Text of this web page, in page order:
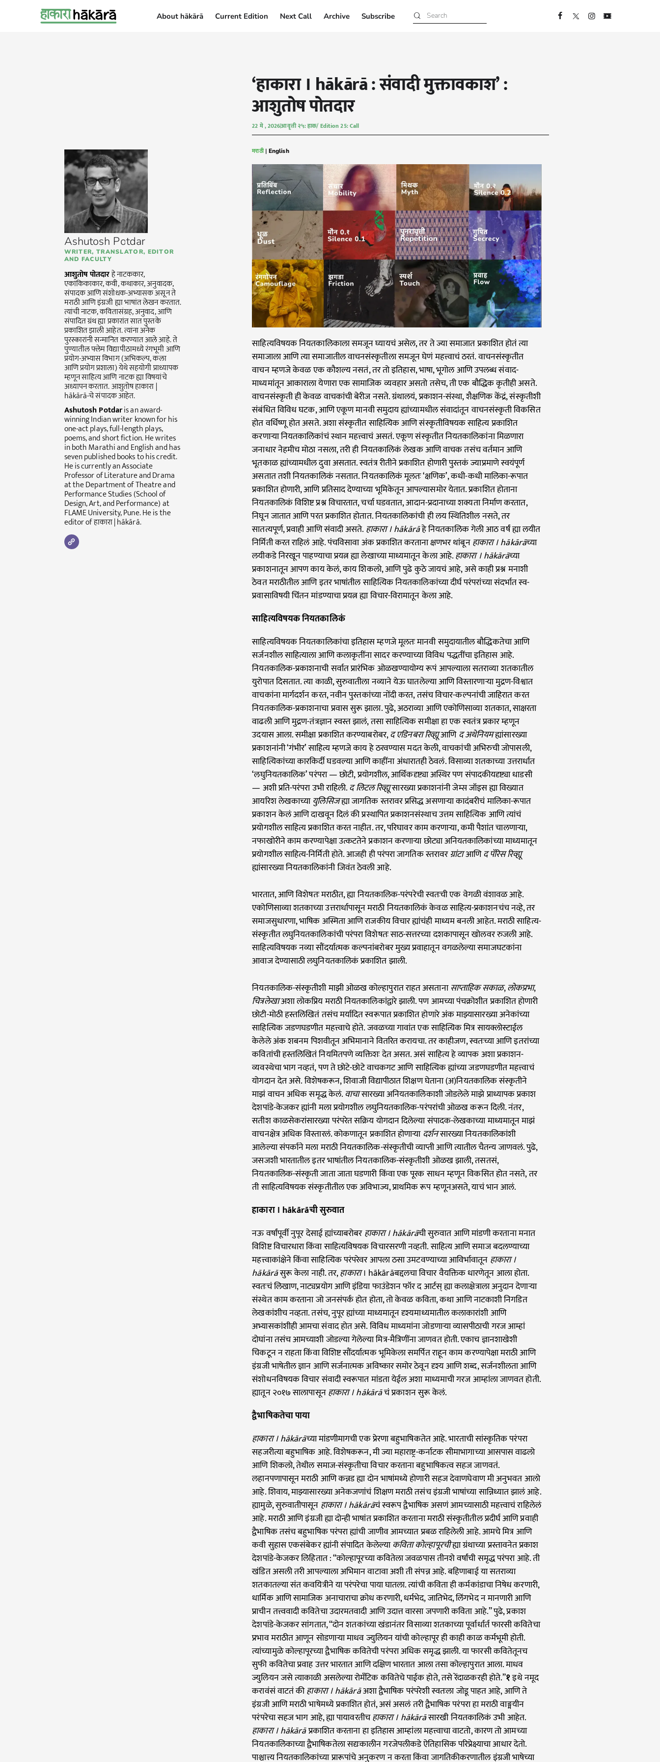
About hākārā Current Edition Next Call Archive Subscribe
‘हाकारा । hākārā : संवादी मुक्तावकाश’ :
आशुतोष पोतदार
22 मे , 2026आवृत्ती २५: हाक/ Edition 25: Call
Ashutosh Potdar
WRITER, TRANSLATOR, EDITOR
AND FACULTY
आशुतोष पोतदारहे नाटककार,
एकांकिकाकार, कवी, कथाकार, अनुवादक,
संपादक आणि संशोधक-अभ्यासक असून ते
मराठी आणि इंग्रजी ह्या भाषांत लेखन करतात.
त्यांची नाटक, कवितासंग्रह, अनुवाद, आणि
संपादित ग्रंथ ह्या प्रकारांत सात पुस्तके
प्रकाशित झाली आहेत. त्यांना अनेक
पुरस्कारांनी सन्मानित करण्यात आले आहे. ते
पुण्यातील फ्लेम विद्यापीठामध्ये रंगभूमी आणि
प्रयोग-अभ्यास विभाग (अभिकल्प, कला
आणि प्रयोग प्रशाला) येथे सहयोगी प्राध्यापक
म्हणून साहित्य आणि नाटक ह्या विषयांचे
अध्यापन करतात. आशुतोष हाकारा |
hākārā-चे संपादक आहेत.
Ashutosh Potdaris an award-
winning Indian writer known for his
one-act plays, full-length plays,
poems, and short fiction. He writes
in both Marathi and English and has
seven published books to his credit.
He is currently an Associate
Professor of Literature and Drama
at the Department of Theatre and
Performance Studies (School of
Design, Art, and Performance) at
FLAME University, Pune. He is the
editor of हाकारा | hākārā.
मराठी| English
साहित्यविषयक नियतकालिकाला समजून घ्यायचं असेल, तर ते ज्या समाजात प्रकाशित होतं त्या
समाजाला आणि त्या समाजातील वाचनसंस्कृतीला समजून घेणं महत्त्वाचं ठरतं. वाचनसंस्कृतीत
वाचन म्हणजे केवळ एक कौशल्य नसतं, तर तो इतिहास, भाषा, भूगोल आणि उपलब्ध संवाद-
माध्यमांतून आकाराला येणारा एक सामाजिक व्यवहार असतो तसेच, ती एक बौद्धिक कृतीही असते.
वाचनसंस्कृती ही केवळ वाचकांची बेरीज नसते. ग्रंथालयं, प्रकाशन-संस्था, शैक्षणिक केंद्रं, संस्कृतीशी
संबंधित विविध घटक, आणि एकूण मानवी समुदाय ह्यांच्यामधील संवादांतून वाचनसंस्कृती विकसित
होत वर्धिष्णू होत असते. अशा संस्कृतीत साहित्यिक आणि संस्कृतीविषयक साहित्य प्रकाशित
करणाऱ्या नियतकालिकांचं स्थान महत्त्वाचं असतं. एकूण संस्कृतीत नियतकालिकांना मिळणारा
जनाधार नेहमीच मोठा नसला, तरी ही नियतकालिकं लेखक आणि वाचक तसंच वर्तमान आणि
भूतकाळ ह्यांच्यामधील दुवा असतात. स्वतंत्र रीतीने प्रकाशित होणारी पुस्तकं ज्याप्रमाणे स्वयंपूर्ण
असतात तशी नियतकालिकं नसतात. नियतकालिकं मूलतः ‘क्षणिक’, कधी-कधी मालिका-रूपात
प्रकाशित होणारी, आणि प्रतिसाद देण्याच्या भूमिकेतून आपल्यासमोर येतात. प्रकाशित होताना
नियतकालिकं विशिष्ट प्रश्न विचारतात, चर्चा घडवतात, आदान-प्रदानाच्या शक्यता निर्माण करतात,
निघून जातात आणि परत प्रकाशित होतात. नियतकालिकांची ही लय स्थितिशील नसते, तर
सातत्यपूर्ण, प्रवाही आणि संवादी असते. हाकारा । hākārāहे नियतकालिक गेली आठ वर्षं ह्या लयीत
निर्मिती करत राहिलं आहे. पंचविसावा अंक प्रकाशित करताना क्षणभर थांबूनहाकारा । hākārāच्या
लयीकडे निरखून पाहण्याचा प्रयत्न ह्या लेखाच्या माध्यमातून केला आहे.हाकारा । hākārāच्या
प्रकाशनातून आपण काय केलं, काय शिकलो, आणि पुढे कुठे जायचं आहे, असे काही प्रश्न मनाशी
ठेवत मराठीतील आणि इतर भाषांतील साहित्यिक नियतकालिकांच्या दीर्घ परंपरांच्या संदर्भात स्व-
प्रवासाविषयी चिंतन मांडण्याचा प्रयत्न ह्या विचार-विरामातून केला आहे.
साहित्यविषयक नियतकालिकं
साहित्यविषयक नियतकालिकांचा इतिहास म्हणजे मूलतः मानवी समुदायातील बौद्धिकतेचा आणि
सर्जनशील साहित्याला आणि कलाकृतींना सादर करण्याच्या विविध पद्धतींचा इतिहास आहे.
नियतकालिक-प्रकाशनाची सर्वात प्रारंभिक ओळखण्यायोग्य रूपं आपल्याला सतराव्या शतकातील
युरोपात दिसतात. त्या काळी, सुरुवातीला नव्याने येऊ घातलेल्या आणि विस्तारणाऱ्या मुद्रण-विश्वात
वाचकांना मार्गदर्शन करत, नवीन पुस्तकांच्या नोंदी करत, तसंच विचार-कल्पनांची जाहिरात करत
नियतकालिक-प्रकाशनाचा प्रवास सुरू झाला. पुढे, अठराव्या आणि एकोणिसाव्या शतकात, साक्षरता
वाढली आणि मुद्रण-तंत्रज्ञान स्वस्त झालं, तसा साहित्यिक समीक्षा हा एक स्वतंत्र प्रकार म्हणून
उदयास आला. समीक्षा प्रकाशित करण्याबरोबर,द एडिनबरा रिव्ह्यूआणिद अथेनियमह्यांसारख्या
प्रकाशनांनी ‘गंभीर’ साहित्य म्हणजे काय हे ठरवण्यास मदत केली, वाचकांची अभिरुची जोपासली,
साहित्यिकांच्या कारकिर्दी घडवल्या आणि काहींना अंधारातही ठेवलं. विसाव्या शतकाच्या उत्तरार्धात
‘लघुनियतकालिक’ परंपरा — छोटी, प्रयोगशील, आर्थिकदृष्ट्या अस्थिर पण संपादकीयदृष्ट्या धाडसी
— अशी प्रति-परंपरा उभी राहिली.द लिटल रिव्ह्यूसारख्या प्रकाशनांनी जेम्स जॉइस ह्या विख्यात
आयरिश लेखकाच्यायुलिसिजह्या जागतिक स्तरावर प्रसिद्ध असणाऱ्या कादंबरीचंमालिका-रूपात
प्रकाशन केलं आणि दाखवून दिलं की प्रस्थापित प्रकाशनसंस्थाच उत्तम साहित्यिक आणि त्यांचं
प्रयोगशील साहित्य प्रकाशित करत नाहीत. तर, परिघावर काम करणाऱ्या, कमी पैशांत चालणाऱ्या,
नफाखोरीने काम करण्यापेक्षा उत्कटतेने प्रकाशन करणाऱ्या छोट्या अनियतकालिकांच्या माध्यमातून
प्रयोगशील साहित्य-निर्मिती होते. आजही ही परंपरा जागतिक स्तरावरग्रांटाआणिद पॅरिस रिव्ह्यू
ह्यांसारख्या नियतकालिकांनी जिवंत ठेवली आहे.
भारतात, आणि विशेषतः मराठीत, ह्या नियतकालिक-परंपरेची स्वतःची एक वेगळी वंशावळ आहे.
एकोणिसाव्या शतकाच्या उत्तरार्धापासून मराठी नियतकालिकं केवळ साहित्य-प्रकाशनचंच नव्हे, तर
समाजसुधारणा, भाषिक अस्मिता आणि राजकीय विचार ह्यांचंही माध्यम बनली आहेत. मराठी साहित्य-
संस्कृतीत लघुनियतकालिकांची परंपरा विशेषतः साठ-सत्तरच्या दशकापासून खोलवर रुजली आहे.
साहित्यविषयक नव्या सौंदर्यात्मक कल्पनांबरोबर मुख्य प्रवाहातून वगळलेल्या समाजघटकांना
आवाज देण्यासाठी लघुनियतकालिकं प्रकाशित झाली.
नियतकालिक-संस्कृतीशी माझी ओळख कोल्हापुरात राहत असतानासाप्ताहिक सकाळ,लोकप्रभा,
चित्रलेखाअशा लोकप्रिय मराठी नियतकालिकांद्वारे झाली. पण आमच्या पंचक्रोशीत प्रकाशित होणारी
छोटी-मोठी हस्तलिखितं तसंच मर्यादित स्वरूपात प्रकाशित होणारे अंक माझ्यासारख्या अनेकांच्या
साहित्यिक जडणघडणीत महत्त्वाचे होते. जवळच्या गावांत एक साहित्यिक मित्र सायक्लोस्टाईल
केलेले अंक शबनम पिशवीतून अभिमानाने वितरित करायचा. तर काहीजण, स्वतःच्या आणि इतरांच्या
कवितांची हस्तलिखितं नियमितपणे व्यक्तिशः देत असत. असं साहित्य हे व्यापक अशा प्रकाशन-
व्यवस्थेचा भाग नव्हतं, पण ते छोटे-छोटे वाचकगट आणि साहित्यिक ह्यांच्या जडणघडणीत महत्त्वाचं
योगदान देत असे. विशेषकरून, शिवाजी विद्यापीठात शिक्षण घेताना (अ)नियतकालिक संस्कृतीने
माझं वाचन अधिक समृद्ध केलं. वाचासारख्या अनियतकालिकाशी जोडलेले माझे प्राध्यापक प्रकाश
देशपांडे-केजकर ह्यांनी मला प्रयोगशील लघुनियतकालिक-परंपरांची ओळख करून दिली. नंतर,
सतीश काळसेकरांसारख्या परंपरेत सक्रिय योगदान दिलेल्या संपादक-लेखकाच्या माध्यमातून माझं
वाचनक्षेत्र अधिक विस्तारलं. कोकणातून प्रकाशित होणाऱ्यादर्शनसारख्या नियतकालिकांशी
आलेल्या संपर्काने मला मराठी नियतकालिक-संस्कृतीची व्याप्ती आणि त्यातील चैतन्य जाणवलं. पुढे,
जसजशी भारतातील इतर भाषांतील नियतकालिक-संस्कृतीशी ओळख झाली, तसतसं,
नियतकालिक-संस्कृती जाता जाता घडणारी किंवा एक पूरक साधन म्हणून विकसित होत नसते, तर
ती साहित्यविषयक संस्कृतीतील एक अविभाज्य, प्राथमिक रूप म्हणूनअसते, याचं भान आलं.
हाकारा । hākārāची सुरुवात
नऊ वर्षांपूर्वी नुपूर देसाई ह्यांच्याबरोबरहाकारा । hākārāची सुरुवात आणि मांडणी करताना मनात
विशिष्ट विचारधारा किंवा साहित्यविषयक विचारसरणी नव्हती. साहित्य आणि समाज बदलण्याच्या
महत्त्वाकांक्षेने किंवा साहित्यिक परंपरेवर आपला ठसा उमटवण्याच्या आविर्भावातून हाकारा ।
hākārāसुरू केला नाही. तर,हाकारा। hākārāबद्दलचा विचार वैयक्तिक धारणेतून आला होता.
स्वतःचं लिखाण, नाट्यप्रयोग आणि इंडिया फाउंडेशन फॉर द आर्टस् ह्या कलाक्षेत्राला अनुदान देणाऱ्या
संस्थेत काम करताना जो जनसंपर्क होत होता, तो केवळ कविता, कथा आणि नाटकाशी निगडित
लेखकांशीच नव्हता. तसंच, नुपूर ह्यांच्या माध्यमातून दृश्यमाध्यमातील कलाकारांशी आणि
अभ्यासकांशीही आमचा संवाद होत असे. विविध माध्यमांना जोडणाऱ्या व्यासपीठाची गरज आम्हां
दोघांना तसंच आमच्याशी जोडल्या गेलेल्या मित्र-मैत्रिणींना जाणवत होती. एकाच ज्ञानशाखेशी
चिकटून न राहता किंवा विशिष्ट सौंदर्यात्मक भूमिकेला समर्पित राहून काम करण्यापेक्षा मराठी आणि
इंग्रजी भाषेतील ज्ञान आणि सर्जनात्मक अविष्कार समोर ठेवून दृश्य आणि शब्द, सर्जनशीलता आणि
संशोधनविषयक विचार संवादी स्वरूपात मांडता येईल अशा माध्यमाची गरज आम्हांला जाणवत होती.
ह्यातून २०१७ सालापासूनहाकारा । hākārāचं प्रकाशन सुरू केलं.
द्वैभाषिकतेचा पाया
हाकारा । hākārāच्या मांडणीमागची एक प्रेरणा बहुभाषिकतेत आहे. भारताची सांस्कृतिक परंपरा
सहजरीत्या बहुभाषिक आहे. विशेषकरून, मी ज्या महाराष्ट्र-कर्नाटक सीमाभागाच्या आसपास वाढलो
आणि शिकलो, तेथील समाज-संस्कृतीचा विचार करताना बहुभाषिकत्व सहज जाणवतं.
लहानपणापासून मराठी आणि कन्नड ह्या दोन भाषांमध्ये होणारी सहज देवाणघेवाण मी अनुभवत आलो
आहे. शिवाय, माझ्यासारख्या अनेकजणांचं शिक्षण मराठी तसंच इंग्रजी भाषांच्या सान्निध्यात झालं आहे.
ह्यामुळे,सुरुवातीपासून हाकारा । hākārāचं स्वरूप द्वैभाषिक असणं आमच्यासाठी महत्त्वाचं राहिलेलं
आहे. मराठी आणि इंग्रजी ह्या दोन्ही भाषांत प्रकाशित करताना मराठी संस्कृतीतील प्रदीर्घ आणि प्रवाही
द्वैभाषिक तसंच बहुभाषिक परंपरा ह्यांची जाणीव आमच्यात प्रबळ राहिलेली आहे. आमचे मित्र आणि
कवी सुहास एकसंबेकर ह्यांनी संपादित केलेल्याकविता कोल्हापूरचीह्या ग्रंथाच्या प्रस्तावनेत प्रकाश
देशपांडे-केजकरलिहितात : “कोल्हापूरच्या कवितेला जवळपास तीनशे वर्षांची समृद्ध परंपरा आहे. ती
खंडित असली तरी आपल्याला अभिमान वाटावा अशी ती संपन्न आहे. बहिणाबाई या सतराव्या
शतकातल्या संत कवयित्रीने या परंपरेचा पाया घातला. त्यांची कविता ही कर्मकांडाचा निषेध करणारी,
धार्मिक आणि सामाजिक अनाचाराचा क्रोध करणारी, धर्मभेद, जातिभेद, लिंगभेद न मानणारी आणि
प्राचीन तत्त्ववादी कवितेचा उदारमतवादी आणि उदात्त वारसा जपणारी कविता आहे.” पुढे, प्रकाश
देशपांडे-केजकर सांगतात, “दोन शतकांच्या खंडानंतर विसाव्या शतकाच्या पूर्वार्धार्त फारसी कवितेचा
प्रभाव मराठीत आणून सोडणाऱ्या माधव ज्युलियन यांची कोल्हापूर ही काही काळ कर्मभूमी होती.
त्यांच्यामुळे कोल्हापूरच्या द्वैभाषिक कवितेची परंपरा अधिक समृद्ध झाली. या फारसी कवितेतूनच
सुफी कवितेचा प्रवाह उत्तर भारतात आणि दक्षिण भारतात आला तसा कोल्हापुरात आला. माधव
ज्युलियन जसे त्याकाळी असलेल्या रोमँटिक कवितेचे पाईक होते, तसे रेंदाळकरही होते.”१इथे नमूद
करावंसं वाटतं कीहाकारा । hākārāअशा द्वैभाषिक परंपरेशी स्वतःला जोडू पाहत आहे, आणि ते
इंग्रजी आणि मराठी भाषेमध्ये प्रकाशित होतं, असं असलं तरी द्वैभाषिक परंपरा हा मराठी वाङ्मयीन
परंपरेचा सहज भाग आहे, ह्या पायावरतीचहाकारा । hākārāसारखी नियतकालिकं उभी आहेत.
हाकारा । hākārāप्रकाशित करताना हा इतिहास आम्हांला महत्त्वाचा वाटतो, कारण तो आमच्या
नियतकालिकाच्या द्वैभाषिकतेला सद्यःकालीन गरजेपलीकडे ऐतिहासिक परिप्रेक्ष्याचा आधार देतो.
पाश्चात्त्य नियतकालिकांच्या प्रारूपांचे अनुकरण न करता किंवा जागतिकीकरणातील इंग्रजी भाषेच्या